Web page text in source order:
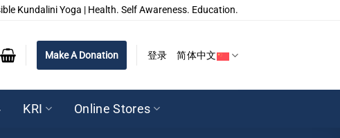
Kundalini Yoga | Health. Self Awareness. Education.
Make A Donation 登录 简体中文
KRI Online Stores